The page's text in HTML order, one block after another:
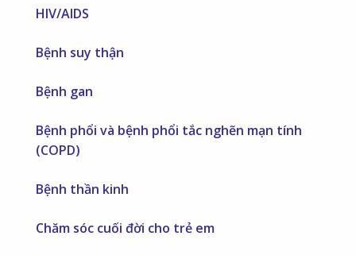
HIV/AIDS
Bệnh suy thận
Bệnh gan
Bệnh phổi và bệnh phổi tắc nghẽn mạn tính
(COPD)
Bệnh thần kinh
Chăm sóc cuối đời cho trẻ em